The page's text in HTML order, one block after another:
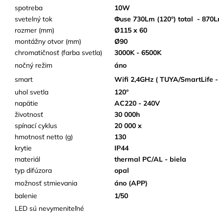
spotreba
10W
svetelný tok
Φuse 730Lm (120°) total -
rozmer (mm)
Ø115 x 60
montážny otvor (mm)
Ø90
chromatičnosť (farba svetla)
3000K - 6500K
nočný režim
áno
smart
Wifi 2,4GHz ( TUYA/SmartLife -
uhol svetla
120°
napätie
AC220 - 240V
životnosť
30 000h
spínací cyklus
20 000 x
hmotnosť netto (g)
130
krytie
IP44
materiál
thermal PC/AL - biela
typ difúzora
opal
možnosť stmievania
áno (APP)
balenie
1/50
LED sú nevymeniteľné